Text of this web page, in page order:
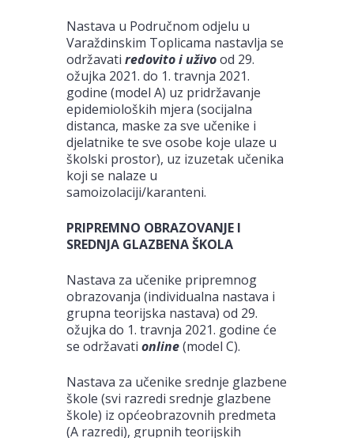
Nastava u Područnom odjelu u
Varaždinskim Toplicama nastavlja se
održavati redovito i uživood 29.
ožujka 2021. do 1. travnja 2021.
godine (model A) uz pridržavanje
epidemioloških mjera (socijalna
distanca, maske za sve učenike i
djelatnike te sve osobe koje ulaze u
školski prostor), uz izuzetak učenika
koji se nalaze u
samoizolaciji/karanteni.
PRIPREMNO OBRAZOVANJE I
SREDNJA GLAZBENA ŠKOLA
Nastava za učenike pripremnog
obrazovanja (individualna nastava i
grupna teorijska nastava) od 29.
ožujka do 1. travnja 2021. godine će
se održavati online(model C).
Nastava za učenike srednje glazbene
škole (svi razredi srednje glazbene
škole) iz općeobrazovnih predmeta
(A razredi), grupnih teorijskih